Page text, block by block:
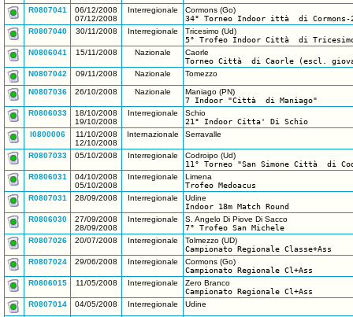
R0807041
06/12/2008
07/12/2008
Interregionale
Cormons (Go)
34° Torneo Indoor ittà di Cormons-
R0807040
30/11/2008 Interregionale
Tricesimo (Ud)
5° Trofeo Indoor Città di
N0806041
15/11/2008 Nazionale
Caorle
Torneo Città di Caorle (escl.
N0807042
09/11/2008 Nazionale Tomezzo
N0807036 26/10/2008 Nazionale
Maniago (PN)
7 Indoor "Città di Maniago"
R0806033
18/10/2008
19/10/2008
Interregionale
Schio
21° Indoor Citta' Di Schio
I0800006
11/10/2008
12/10/2008
Internazionale Serravalle
R0807033 05/10/2008 Interregionale
Codroipo (Ud)
11° Torneo "San Simone Città di
R0806031
04/10/2008
05/10/2008
Interregionale
Limena
Trofeo Medoacus
R0807031
28/09/2008 Interregionale
Udine
Indoor 18m Match Round
R0806030
27/09/2008
28/09/2008
Interregionale
S. Angelo Di Piove Di Sacco
7° Trofeo San Michele
R0807026
20/07/2008 Interregionale
Tolmezzo (UD)
Campionato Regionale Classe+Ass
R0807024
29/06/2008 Interregionale
Cormons (Go)
Campionato Regionale Cl+Ass
R0806015
11/05/2008 Interregionale
Zero Branco
Campionato Regionale Cl+Ass
R0807014
04/05/2008 Interregionale Udine